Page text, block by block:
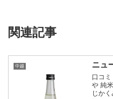
関連記事
中越 ニュ
口コ
や 純
じか